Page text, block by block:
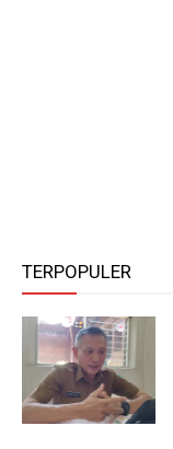
TERPOPULER